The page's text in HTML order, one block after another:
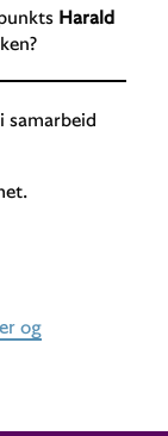
Harald
samarbeid
og